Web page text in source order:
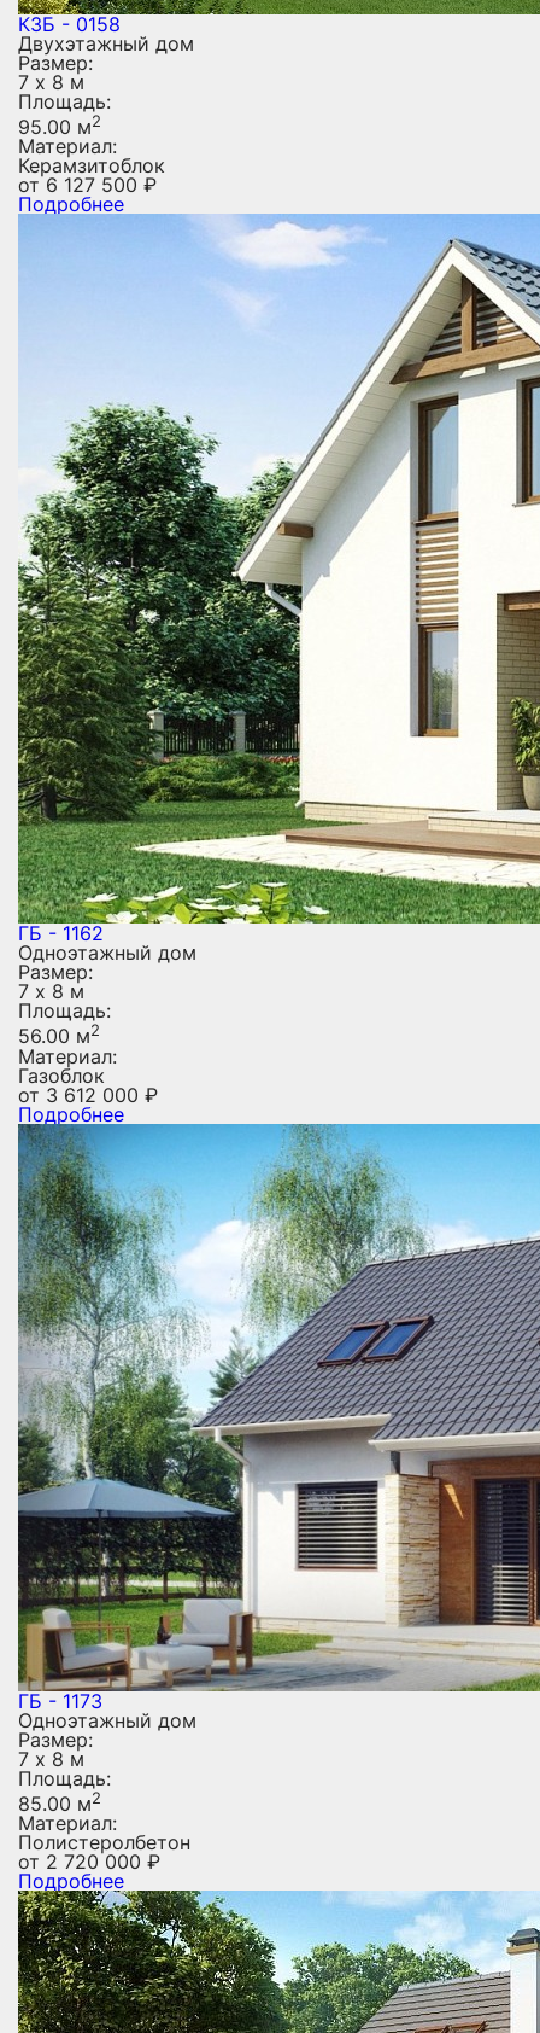
КЗБ - 0158
Двухэтажный дом
Размер:
7 х 8 м
Площадь:
95.00 м2
Материал:
Керамзитоблок
от6 127 500 ₽
Подробнее
ГБ - 1162
Одноэтажный дом
Размер:
7 х 8 м
Площадь:
56.00 м2
Материал:
Газоблок
от 3 612 000 ₽
Подробнее
ГБ - 1173
Одноэтажный дом
Размер:
7 х 8 м
Площадь:
85.00 м2
Материал:
Полистеролбетон
от 2 720 000 ₽
Подробнее